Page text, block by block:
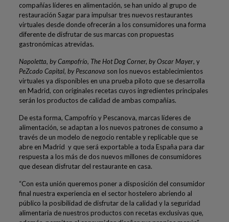
compañías líderes en alimentación, se han unido al grupo de
restauración Sagar para impulsar tres nuevos restaurantes
virtuales desde donde ofrecerán a los consumidores una forma
diferente de disfrutar de sus marcas con propuestas
gastronómicas atrevidas.
Napoletta, by Campofrío, The Hot Dog Corner, by Oscar Mayer, y
PeZcado Capital, by Pescanova son los nuevos establecimientos
virtuales ya disponibles en una prueba piloto que se desarrolla
en Madrid, con originales recetas cuyos ingredientes principales
serán los productos de calidad de ambas compañías.
De esta forma, Campofrío y Pescanova, marcas líderes de
alimentación, se adaptan a los nuevos patrones de consumo a
través de un modelo de negocio rentable y replicable que se
abre en Madrid y que será exportable a toda España para dar
respuesta a los más de dos nuevos millones de consumidores
que desean disfrutar del restaurante en casa.
“Con esta unión queremos poner a disposición del consumidor
final nuestra experiencia en el sector hostelero abriendo al
público la posibilidad de disfrutar de la calidad y la seguridad
alimentaria de nuestros productos con recetas exclusivas que,